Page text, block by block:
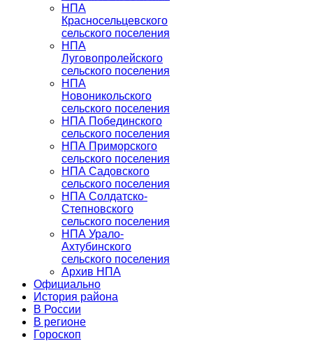
НПА
Красносельцевского
сельского поселения
НПА
Луговопролейского
сельского поселения
НПА
Новоникольского
сельского поселения
НПА Побединского
сельского поселения
НПА Приморского
сельского поселения
НПА Садовского
сельского поселения
НПА Солдатско-
Степновского
сельского поселения
НПА Урало-
Ахтубинского
сельского поселения
Архив НПА
Официально
История района
В России
В регионе
Гороскоп